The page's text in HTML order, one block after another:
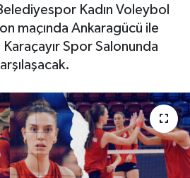
Kadın Voleybol
maçında Ankaragücü ile
Spor Salonunda